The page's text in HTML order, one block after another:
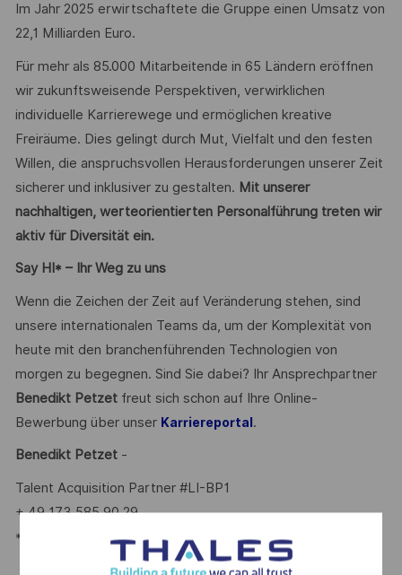
Im Jahr 2025 erwirtschaftete die Gruppe einen Umsatz von
22,1 Milliarden Euro.
Für mehr als 85.000 Mitarbeitende in 65 Ländern eröffnen
wir zukunftsweisende Perspektiven, verwirklichen
individuelle Karrierewege und ermöglichen kreative
Freiräume. Dies gelingt durch Mut, Vielfalt und den festen
Willen, die anspruchsvollen Herausforderungen unserer Zeit
sicherer und inklusiver zu gestalten. Mit unserer
nachhaltigen, werteorientierten Personalführung treten wir
aktiv für Diversität ein.
Say HI* – Ihr Weg zu uns
Wenn die Zeichen der Zeit auf Veränderung stehen, sind
unsere internationalen Teams da, um der Komplexität von
heute mit den branchenführenden Technologien von
morgen zu begegnen. Sind Sie dabei? Ihr Ansprechpartner
Benedikt Petzetfreut sich schon auf Ihre Online-
Bewerbung über unser Karriereportal .
Benedikt Petzet -
Talent Acquisition Partner #LI-BP1
+ 49 173 585 90 29
*Human Intelligence